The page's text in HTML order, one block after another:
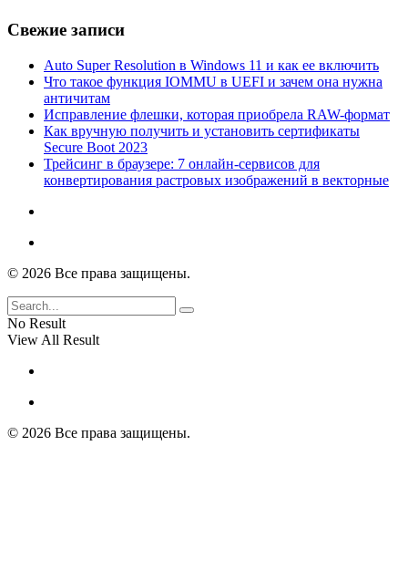
Свежие записи
Auto Super Resolution в Windows 11 и как ее включить
Что такое функция IOMMU в UEFI и зачем она нужна
античитам
Исправление флешки, которая приобрела RAW-формат
Как вручную получить и установить сертификаты
Secure Boot 2023
Трейсинг в браузере: 7 онлайн-сервисов для
конвертирования растровых изображений в векторные
© 2026 Все права защищены.
No Result
View All Result
© 2026 Все права защищены.